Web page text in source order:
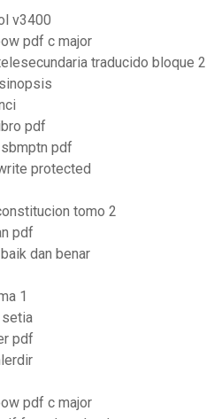
v3400
pdf c major
traducido bloque 2
pdf
pdf
protected
tomo 2
pdf
dan benar
1
setia
pdf
pdf c major